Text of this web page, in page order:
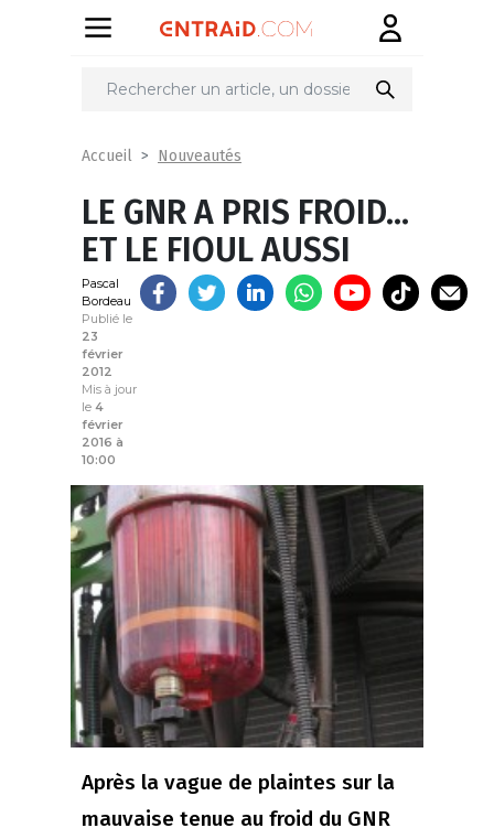
Partager
Accueil Nouveautés
LE GNR A PRIS FROID…
ET LE FIOUL AUSSI
Pascal
Bordeau
Publié le
23
février
2012
Mis à jour
le 4
février
2016 à
10:00
Après la vague de plaintes sur la
mauvaise tenue au froid du GNR